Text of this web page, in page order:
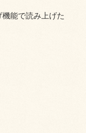
能で読み上げた